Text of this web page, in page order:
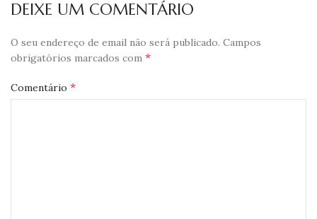
DEIXE UM COMENTÁRIO
O seu endereço de email não será publicado. Campos
obrigatórios marcados com *
Comentário *